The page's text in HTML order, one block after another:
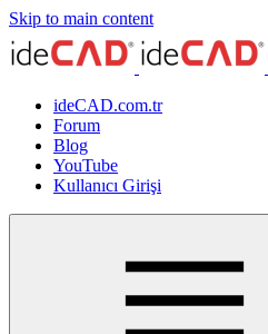
Skip to main content
ideCAD.com.tr
Forum
Blog
YouTube
Kullanıcı Girişi